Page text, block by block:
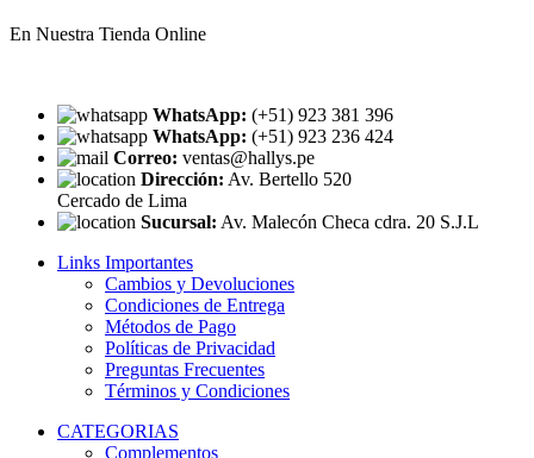
En Nuestra Tienda Online
WhatsApp: (+51) 923 381 396
WhatsApp: (+51) 923 236 424
Correo: ventas@hallys.pe
Dirección: Av. Bertello 520
Cercado de Lima
Sucursal: Av. Malecón Checa cdra. 20 S.J.L
Links Importantes
Cambios y Devoluciones
Condiciones de Entrega
Métodos de Pago
Políticas de Privacidad
Preguntas Frecuentes
Términos y Condiciones
CATEGORIAS
Complementos